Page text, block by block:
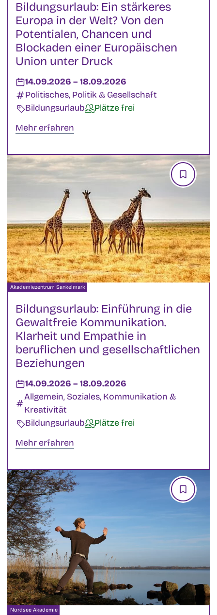
Bildungsurlaub: Ein stärkeres
Europa in der Welt? Von den
Potentialen, Chancen und
Blockaden einer Europäischen
Union unter Druck
Datum:
14.09.2026 – bis
18.09.2026
Kategorien:
Politisches, Politik & Gesellschaft
Veranstaltungsart:
BildungsurlaubVerfügbarkeit:
Plätze frei
Mehr erfahren
Bildungsurlaub: Einführung in die
Gewaltfreie Kommunikation.
Klarheit und Empathie in
beruflichen und gesellschaftlichen
Beziehungen
Veranstalter:
Akademiezentrum Sankelmark
Datum:
14.09.2026 – bis
18.09.2026
Kategorien:
Allgemein, Soziales, Kommunikation &
Kreativität
Veranstaltungsart:
BildungsurlaubVerfügbarkeit:
Plätze frei
Mehr erfahren
Veranstalter:
Nordsee Akademie